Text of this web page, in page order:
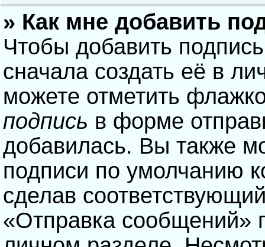
» Как мне добавить
Чтобы добавить
сначала создать её в
можете отметить
подпись в форме
добавилась. Вы также
подписи по умолчанию
сделав
«Отправка сообщений»